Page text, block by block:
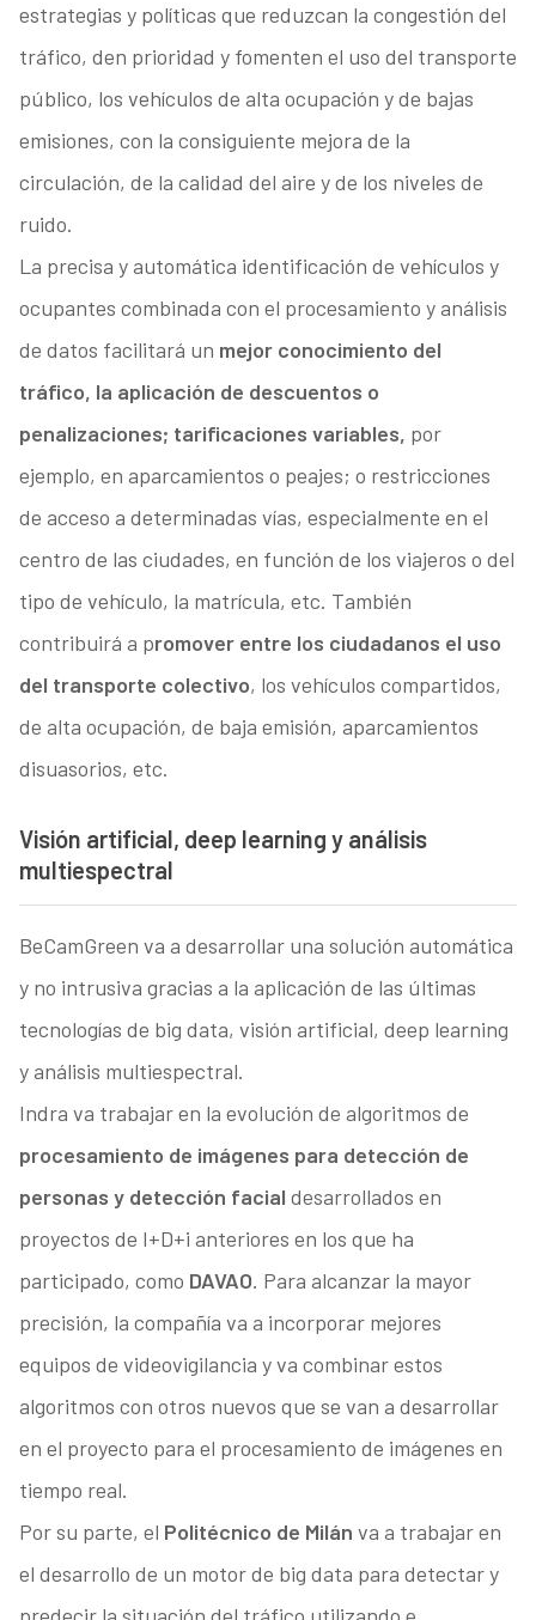
estrategias y políticas que reduzcan la congestión del
tráfico, den prioridad y fomenten el uso del transporte
público, los vehículos de alta ocupación y de bajas
emisiones, con la consiguiente mejora de la
circulación, de la calidad del aire y de los niveles de
ruido.
La precisa y automática identificación de vehículos y
ocupantes combinada con el procesamiento y análisis
de datos facilitará un mejor conocimiento del
tráfico, la aplicación de descuentos o
penalizaciones; tarificaciones variables, por
ejemplo, en aparcamientos o peajes; o restricciones
de acceso a determinadas vías, especialmente en el
centro de las ciudades, en función de los viajeros o del
tipo de vehículo, la matrícula, etc. También
contribuirá a promover entre los ciudadanos el uso
del transporte colectivo, los vehículos compartidos,
de alta ocupación, de baja emisión, aparcamientos
disuasorios, etc.
Visión artificial, deep learning y análisis
multiespectral
BeCamGreen va a desarrollar una solución automática
y no intrusiva gracias a la aplicación de las últimas
tecnologías de big data, visión artificial, deep learning
y análisis multiespectral.
Indra va trabajar en la evolución de algoritmos de
procesamiento de imágenes para detección de
personas y detección facial desarrollados en
proyectos de I+D+i anteriores en los que ha
participado, como DAVAO. Para alcanzar la mayor
precisión, la compañía va a incorporar mejores
equipos de videovigilancia y va combinar estos
algoritmos con otros nuevos que se van a desarrollar
en el proyecto para el procesamiento de imágenes en
tiempo real.
Por su parte, el Politécnico de Milán va a trabajar en
el desarrollo de un motor de big data para detectar y